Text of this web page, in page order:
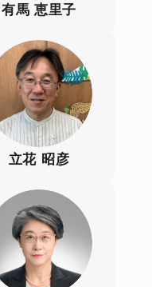
有馬 恵里子
立花 昭彦